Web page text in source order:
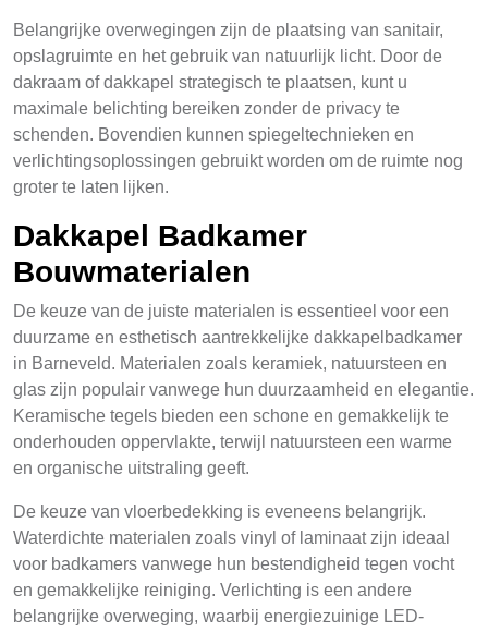
Belangrijke overwegingen zijn de plaatsing van sanitair,
opslagruimte en het gebruik van natuurlijk licht. Door de
dakraam of dakkapel strategisch te plaatsen, kunt u
maximale belichting bereiken zonder de privacy te
schenden. Bovendien kunnen spiegeltechnieken en
verlichtingsoplossingen gebruikt worden om de ruimte nog
groter te laten lijken.
Dakkapel Badkamer
Bouwmaterialen
De keuze van de juiste materialen is essentieel voor een
duurzame en esthetisch aantrekkelijke dakkapelbadkamer
in Barneveld. Materialen zoals keramiek, natuursteen en
glas zijn populair vanwege hun duurzaamheid en elegantie.
Keramische tegels bieden een schone en gemakkelijk te
onderhouden oppervlakte, terwijl natuursteen een warme
en organische uitstraling geeft.
De keuze van vloerbedekking is eveneens belangrijk.
Waterdichte materialen zoals vinyl of laminaat zijn ideaal
voor badkamers vanwege hun bestendigheid tegen vocht
en gemakkelijke reiniging. Verlichting is een andere
belangrijke overweging, waarbij energiezuinige LED-